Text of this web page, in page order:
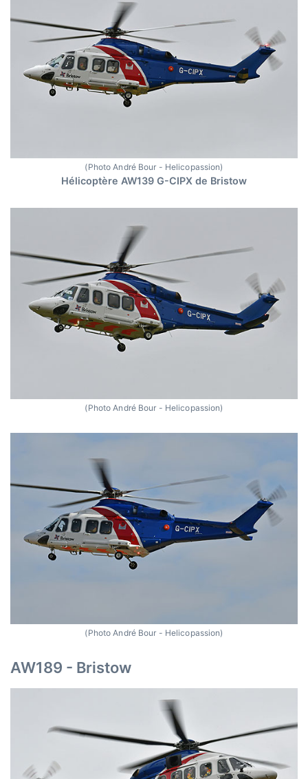
(Photo André Bour - Helicopassion)
Hélicoptère AW139 G-CIPX de Bristow
(Photo André Bour - Helicopassion)
(Photo André Bour - Helicopassion)
AW189 - Bristow